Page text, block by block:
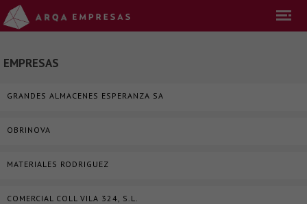
EMPRESAS
GRANDES ALMACENES ESPERANZA SA
OBRINOVA
MATERIALES RODRIGUEZ
COMERCIAL COLL VILA 324, S.L.